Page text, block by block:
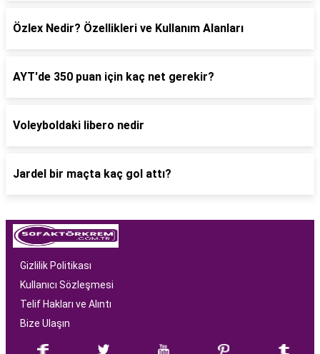
Özlex Nedir? Özellikleri ve Kullanım Alanları
AYT'de 350 puan için kaç net gerekir?
Voleyboldaki libero nedir
Jardel bir maçta kaç gol attı?
Gizlilik Politikası
Kullanıcı Sözleşmesi
Telif Hakları ve Alıntı
Bize Ulaşın